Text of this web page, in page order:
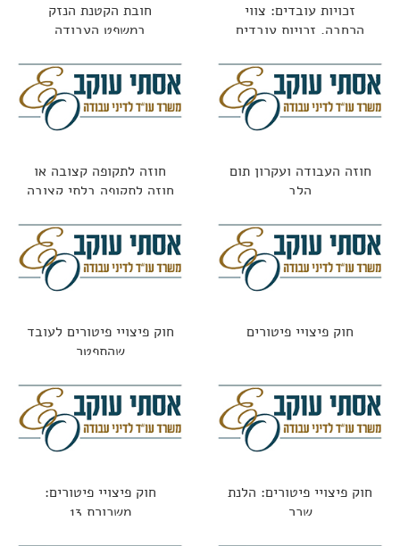
זכויות עובדים: צווי
הרחבה, זכויות עובדים
חובת הקטנת הנזק
במשפט העבודה
חוזה העבודה ועקרון תום
הלב
חוזה לתקופה קצובה או
חוזה לתקופה בלתי קצובה
חוק פיצויי פיטורים
חוק פיצויי פיטורים לעובד
שהתפטר
חוק פיצויי פיטורים: הלנת
שכר
חוק פיצויי פיטורים:
משכורת 13